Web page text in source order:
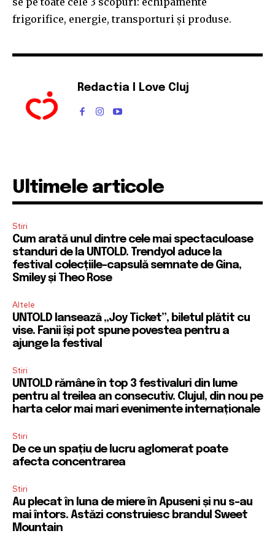
frigorifice, energie, transporturi și produse.
Redactia I Love Cluj
Ultimele articole
Stiri
Cum arată unul dintre cele mai spectaculoase
standuri de la UNTOLD. Trendyol aduce la
festival colecțiile-capsulă semnate de Gina,
Smiley și Theo Rose
Altele
UNTOLD lansează „Joy Ticket”, biletul plătit cu
vise. Fanii își pot spune povestea pentru a
ajunge la festival
Stiri
UNTOLD rămâne în top 3 festivaluri din lume
pentru al treilea an consecutiv. Clujul, din nou pe
harta celor mai mari evenimente internaționale
Stiri
De ce un spațiu de lucru aglomerat poate
afecta concentrarea
Stiri
Au plecat în luna de miere în Apuseni și nu s-au
mai întors. Astăzi construiesc brandul Sweet
Mountain